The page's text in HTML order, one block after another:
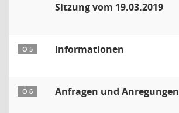
Sitzung vom 19.03.2019
Ö 5 Informationen
Ö 6 Anfragen und Anregungen